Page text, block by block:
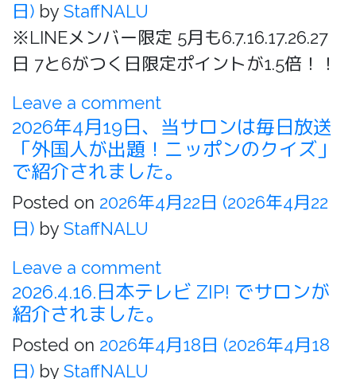
日) by StaffNALU
※LINEメンバー限定 5月も6.7.16.17.26.27
日 7と6がつく日限定ポイントが1.5倍！！
Leave a comment
2026年4月19日、当サロンは毎日放送
「外国人が出題！ニッポンのクイズ」
で紹介されました。
Posted on 2026年4月22日 (2026年4月22
日) by StaffNALU
Leave a comment
2026.4.16.日本テレビ ZIP! でサロンが
紹介されました。
Posted on 2026年4月18日 (2026年4月18
日) by StaffNALU